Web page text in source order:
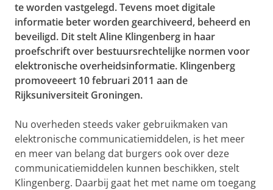
te worden vastgelegd. Tevens moet digitale
informatie beter worden gearchiveerd, beheerd en
beveiligd. Dit stelt Aline Klingenberg in haar
proefschrift over bestuursrechtelijke normen voor
elektronische overheidsinformatie. Klingenberg
promoveeert 10 februari 2011 aan de
Rijksuniversiteit Groningen.
Nu overheden steeds vaker gebruikmaken van
elektronische communicatiemiddelen, is het meer
en meer van belang dat burgers ook over deze
communicatiemiddelen kunnen beschikken, stelt
Klingenberg. Daarbij gaat het met name om toegang